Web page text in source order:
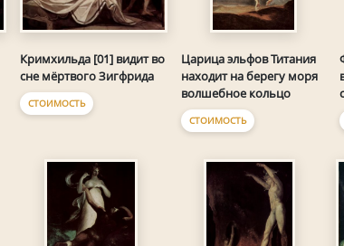
Кримхильда [01] видит во
сне мёртвого Зигфрида
СТОИМОСТЬ
Царица эльфов Титания
находит на берегу моря
волшебное кольцо
СТОИМОСТЬ